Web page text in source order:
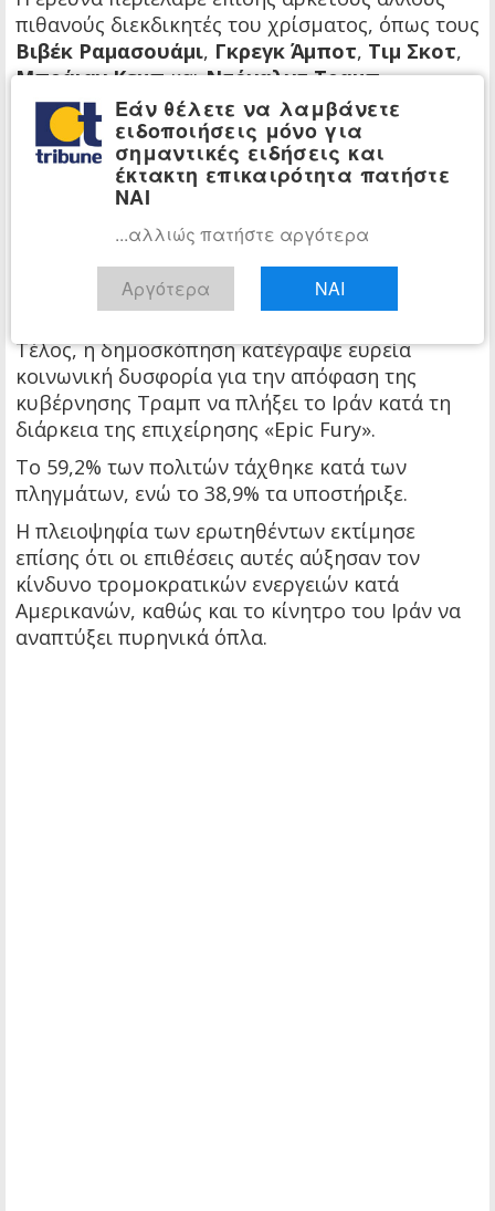
πιθανούς διεκδικητές του χρίσματος, όπως τους
Βιβέκ Ραμασουάμι, Γκρεγκ Άμποτ, Τιμ Σκοτ,
Μπράιαν ΚεμπκαιΝτόναλντ Τραμπ
Τζούνιορ
Ένα ποσοστό 10,3% των ερωτηθέντων δήλωσε
ότι δεν θα ψήφιζε καμία από τις
προαναφερθείσες επιλογές.
Σημειώνεται ότι η AtlasIntel έχει αξιολογηθεί ως
δημοσκοπήσεωνστους εκλογικούς κύκλους
των ΗΠΑ το 2020 και το 2024.
Τέλος, η δημοσκόπηση κατέγραψε ευρεία
κοινωνική δυσφορία για την απόφαση της
κυβέρνησης Τραμπ να πλήξει το Ιράν κατά τη
διάρκεια της επιχείρησης «Epic Fury».
Το 59,2% των πολιτών τάχθηκε κατά των
πληγμάτων, ενώ το 38,9% τα υποστήριξε.
Η πλειοψηφία των ερωτηθέντων εκτίμησε
επίσης ότι οι επιθέσεις αυτές αύξησαν τον
κίνδυνο τρομοκρατικών ενεργειών κατά
Αμερικανών, καθώς και το κίνητρο του Ιράν να
αναπτύξει πυρηνικά όπλα.
Εάν θέλετε να λαμβάνετε
ειδοποιήσεις μόνο για
σημαντικές ειδήσεις και
έκτακτη επικαιρότητα πατήστε
ΝΑΙ
...αλλιώς πατήστε αργότερα
Αργότερα ΝΑΙ